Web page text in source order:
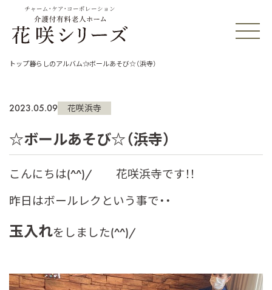
チャーム・ケア・コーポレーション
トップ暮らしのアルバム☆ボールあそび☆（浜寺）
2023.05.09 花咲浜寺
☆ボールあそび☆（浜寺）
こんにちは(^^)/ 花咲浜寺です！！
昨日はボールレクという事で・・
玉入れをしました(^^)/